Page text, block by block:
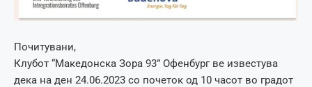
Почитувани,
Клубот “Македонска Зора 93” Офенбург ве известува
дека на ден 24.06.2023 со почеток од 10 часот во градот